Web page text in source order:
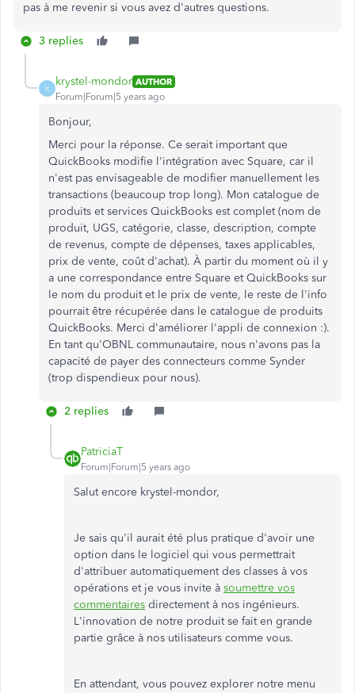
pas à me revenir si vous avez d'autres questions.
3 replies
K
krystel-mondor AUTHOR
Forum|Forum|5 years ago
Bonjour,
Merci pour la réponse. Ce serait important que
QuickBooks modifie l'intégration avec Square, car il
n'est pas envisageable de modifier manuellement les
transactions (beaucoup trop long). Mon catalogue de
produits et services QuickBooks est complet (nom de
produit, UGS, catégorie, classe, description, compte
de revenus, compte de dépenses, taxes applicables,
prix de vente, coût d'achat). À partir du moment où il y
a une correspondance entre Square et QuickBooks sur
le nom du produit et le prix de vente, le reste de l'info
pourrait être récupérée dans le catalogue de produits
QuickBooks. Merci d'améliorer l'appli de connexion :).
En tant qu'OBNL communautaire, nous n'avons pas la
capacité de payer des connecteurs comme Synder
(trop dispendieux pour nous).
2 replies
PatriciaT
Forum|Forum|5 years ago
Salut encore krystel-mondor,
Je sais qu'il aurait été plus pratique d'avoir une
option dans le logiciel qui vous permettrait
d'attribuer automatiquement des classes à vos
opérations et je vous invite à soumettre vos
commentaires directement à nos ingénieurs.
L'innovation de notre produit se fait en grande
partie grâce à nos utilisateurs comme vous.
En attendant, vous pouvez explorer notre menu